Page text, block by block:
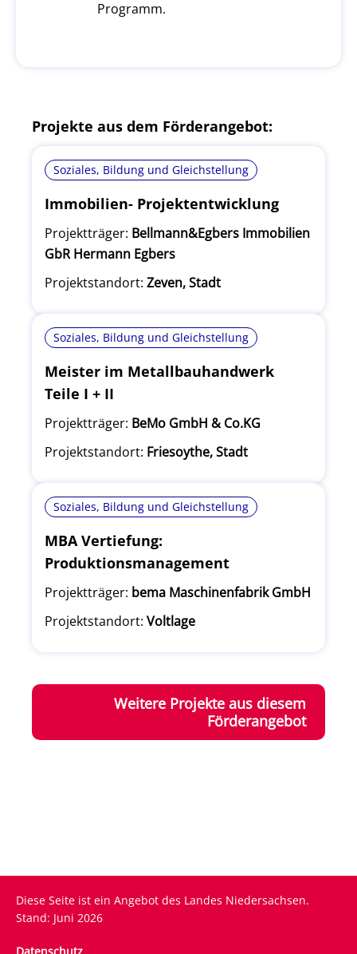
Programm.
Projekte aus dem Förderangebot:
Soziales, Bildung und Gleichstellung
Immobilien- Projektentwicklung
Projektträger: Bellmann&Egbers Immobilien
GbR Hermann Egbers
Projektstandort: Zeven, Stadt
Soziales, Bildung und Gleichstellung
Meister im Metallbauhandwerk
Teile I + II
Projektträger: BeMo GmbH & Co.KG
Projektstandort: Friesoythe, Stadt
Soziales, Bildung und Gleichstellung
MBA Vertiefung:
Produktionsmanagement
Projektträger: bema Maschinenfabrik GmbH
Projektstandort: Voltlage
Weitere Projekte aus diesem
Förderangebot
Diese Seite ist ein Angebot des Landes Niedersachsen.
Stand: Juni 2026